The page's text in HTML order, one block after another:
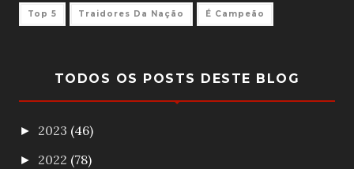
Top 5 Traidores Da Nação É Campeão
TODOS OS POSTS DESTE BLOG
► 2023 (46)
► 2022 (78)